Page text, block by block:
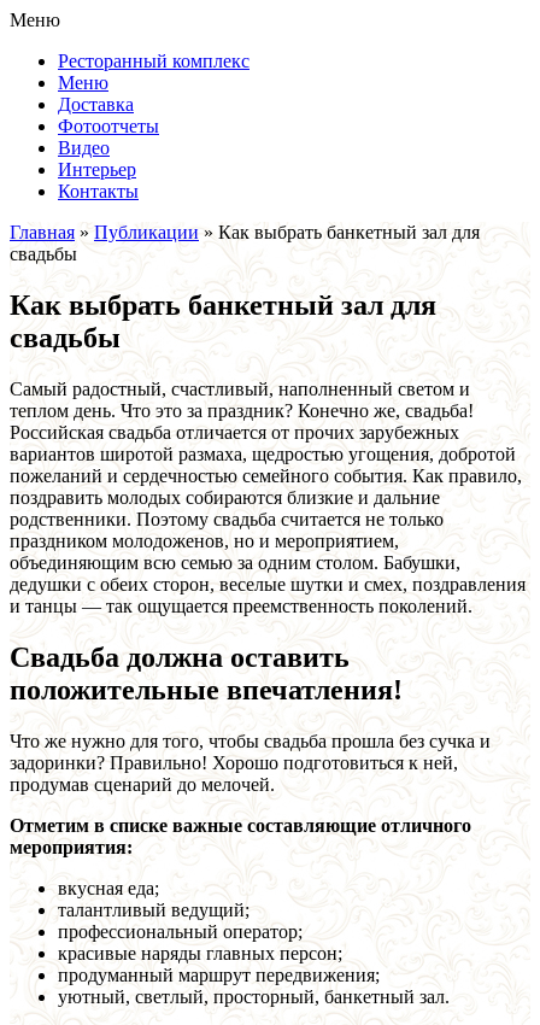
Меню
Ресторанный комплекс
Меню
Доставка
Фотоотчеты
Видео
Интерьер
Контакты
Главная » Публикации » Как выбрать банкетный зал для
свадьбы
Как выбрать банкетный зал для
свадьбы
Самый радостный, счастливый, наполненный светом и
теплом день. Что это за праздник? Конечно же, свадьба!
Российская свадьба отличается от прочих зарубежных
вариантов широтой размаха, щедростью угощения, добротой
пожеланий и сердечностью семейного события. Как правило,
поздравить молодых собираются близкие и дальние
родственники. Поэтому свадьба считается не только
праздником молодоженов, но и мероприятием,
объединяющим всю семью за одним столом. Бабушки,
дедушки с обеих сторон, веселые шутки и смех, поздравления
и танцы — так ощущается преемственность поколений.
Свадьба должна оставить
положительные впечатления!
Что же нужно для того, чтобы свадьба прошла без сучка и
задоринки? Правильно! Хорошо подготовиться к ней,
продумав сценарий до мелочей.
Отметим в списке важные составляющие отличного
мероприятия:
вкусная еда;
талантливый ведущий;
профессиональный оператор;
красивые наряды главных персон;
продуманный маршрут передвижения;
уютный, светлый, просторный, банкетный зал.